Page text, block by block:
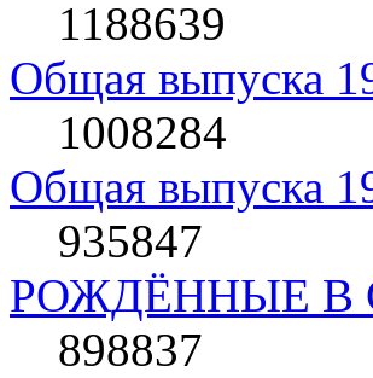
1188639
Общая выпуска
1008284
Общая выпуска
935847
РОЖДЁННЫЕ В
898837